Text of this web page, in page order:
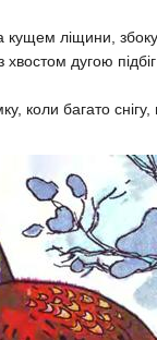
кущем ліщини,
дугою
багато снігу,